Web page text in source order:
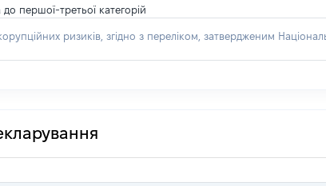
першої-третьої категорій
ризиків, згідно з переліком, затвердженим